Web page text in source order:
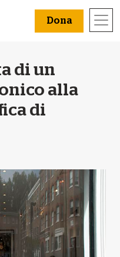
Dona
di un
alla
di